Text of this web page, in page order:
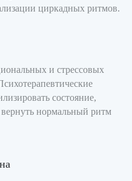
циркадных ритмов.
и стрессовых
состояние,
нормальный ритм